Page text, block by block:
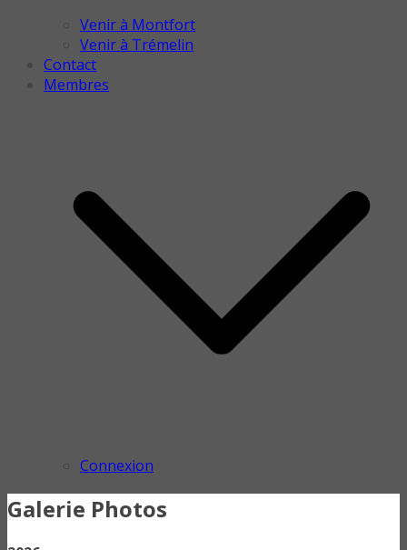
Venir à Montfort
Venir à Trémelin
Contact
Membres
Connexion
Galerie Photos